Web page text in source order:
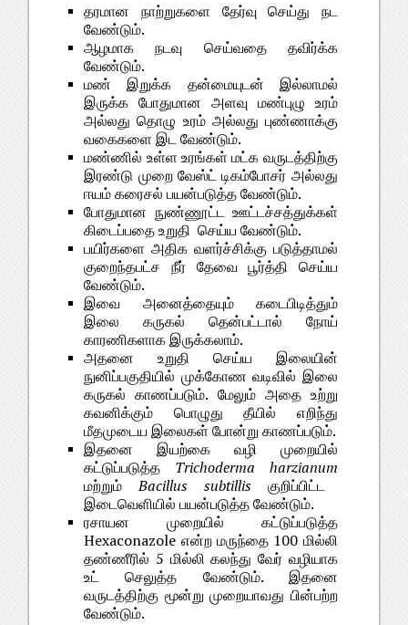
தரமான நாற்றுகளை தேர்வு செய்து நட
வேண்டும்.
ஆழமாக நடவு செய்வதை தவிர்க்க
வேண்டும்.
மண் இறுக்க தன்மையுடன் இல்லாமல்
இருக்க போதுமான அளவு மண்புழு உரம்
அல்லது தொழு உரம் அல்லது புண்ணாக்கு
வகைகளை இட வேண்டும்.
மண்ணில் உள்ள உரங்கள் மட்க வருடத்திற்கு
இரண்டு முறை வேஸ்ட் டிகம்போசர் அல்லது
ஈயம் கரைசல் பயன்படுத்த வேண்டும்.
போதுமான நுண்ணூட்ட ஊட்டச்சத்துக்கள்
கிடைப்பதை உறுதி செய்ய வேண்டும்.
பயிர்களை அதிக வளர்ச்சிக்கு படுத்தாமல்
குறைந்தபட்ச நீர் தேவை பூர்த்தி செய்ய
வேண்டும்.
இவை அனைத்தையும் கடைபிடித்தும்
இலை கருகல் தென்பட்டால் நோய்
காரணிகளாக இருக்கலாம்.
அதனை உறுதி செய்ய இலையின்
நுனிப்பகுதியில் முக்கோண வடிவில் இலை
கருகல் காணப்படும். மேலும் அதை உற்று
கவனிக்கும் பொழுது தீயில் எறிந்து
மீதமுடைய இலைகள் போன்று காணப்படும்.
இதனை இயற்கை வழி முறையில்
கட்டுப்படுத்த Trichoderma harzianum
மற்றும்Bacillus subtillis குறிப்பிட்ட
இடைவெளியில் பயன்படுத்த வேண்டும்.
ரசாயன முறையில் கட்டுப்படுத்த
Hexaconazole என்ற மருந்தை 100 மில்லி
தண்ணீரில் 5 மில்லி கலந்து வேர் வழியாக
உட் செலுத்த வேண்டும். இதனை
வருடத்திற்கு மூன்று முறையாவது பின்பற்ற
வேண்டும்.